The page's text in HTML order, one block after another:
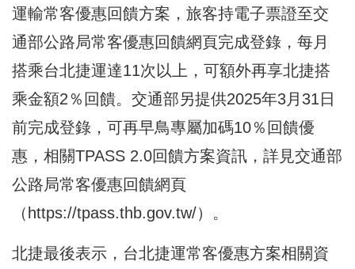
運輸常客優惠回饋方案，旅客持電子票證至交
通部公路局常客優惠回饋網頁完成登錄，每月
搭乘台北捷運達11次以上，可額外再享北捷搭
乘金額2％回饋。交通部另提供2025年3月31日
前完成登錄，可再早鳥專屬加碼10％回饋優
惠，相關TPASS 2.0回饋方案資訊，詳見交通部
公路局常客優惠回饋網頁
（ https://tpass.thb.gov.tw/）。
北捷最後表示，台北捷運常客優惠方案相關資